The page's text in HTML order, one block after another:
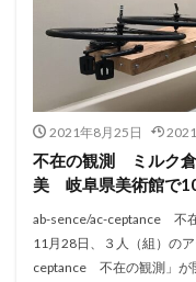
2021年8月25日
不在の観測 ミルク
美 岐阜県美術館で
ab-sence/ac-ceptance 不
11月28日、３人（組）の
ceptance 不在の観測」が